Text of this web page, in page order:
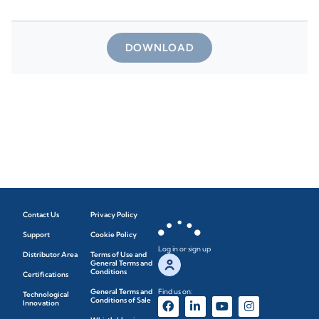
DOWNLOAD
Contact Us
Support
Distributor Area
Certifications
Technological
Innovation
Privacy Policy
Cookie Policy
Terms of Use and
General Terms and
Conditions
General Terms and
Conditions of Sale
Log in or sign up
Find us on: